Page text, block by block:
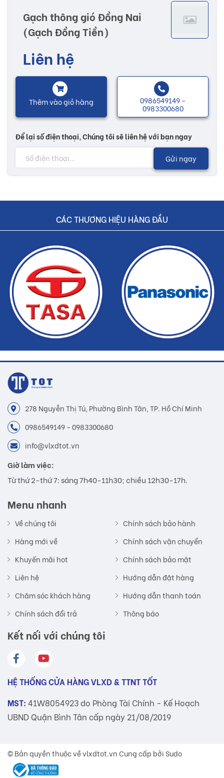
Gạch thông gió Đồng Nai
(Gạch Đồng Tiền)
Liên hệ
Thêm vào giỏ hàng 0986549149 -
0983300680
Để lại số điện thoại, Chúng tôi sẽ liên hệ với bạn ngay
Gửi ngay
CÁC THƯƠNG HIỆU HÀNG ĐẦU
278 Nguyễn Thị Tú, Phường Bình Tân, TP. Hồ Chí Minh
0986549149 - 0983300680
info@vlxdtot.vn
Giờ làm việc:
Từ thứ 2-thứ 7: sáng 7h40-11h30; chiều 12h30-17h.
Menu nhanh
Về chúng tôi
Hàng mới về
Khuyến mãi hot
Liên hệ
Chăm sóc khách hàng
Chính sách đổi trả
Chính sách bảo hành
Chính sách vận chuyển
Chính sách bảo mật
Hướng dẫn đặt hàng
Hướng dẫn thanh toán
Thông báo
Kết nối với chúng tôi
HỆ THỐNG CỬA HÀNG VLXD & TTNT TỐT
MST: 41W8054923 do Phòng Tài Chính - Kế Hoạch
UBND Quận Bình Tân cấp ngày 21/08/2019
© Bản quyền thuộc vềvlxdtot.vnCung cấp bởi Sudo